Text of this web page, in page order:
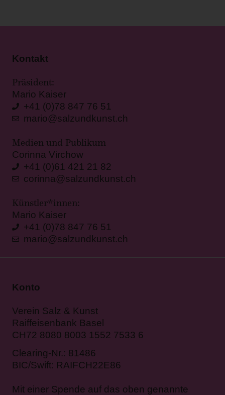
Kontakt
Präsident:
Mario Kaiser
+41 (0)78 847 76 51
mario@salzundkunst.ch
Medien und Publikum
Corinna Virchow
+41 (0)61 421 21 82
corinna@salzundkunst.ch
Künstler*innen:
Mario Kaiser
+41 (0)78 847 76 51
mario@salzundkunst.ch
Konto
Verein Salz & Kunst
Raiffeisenbank Basel
CH72 8080 8003 1552 7533 6
Clearing-Nr.: 81486
BIC/Swift: RAIFCH22E86
Mit einer Spende auf das oben genannte